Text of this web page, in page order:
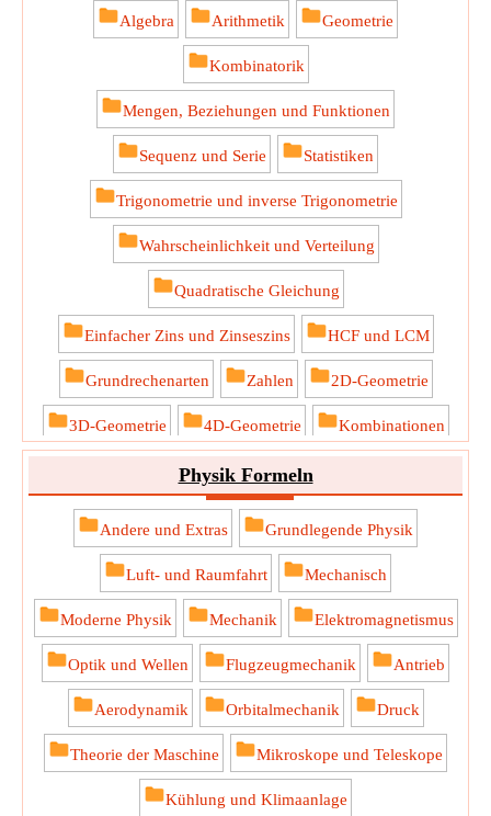
Algebra Arithmetik Geometrie
Kombinatorik
Mengen, Beziehungen und Funktionen
Sequenz und Serie Statistiken
Trigonometrie und inverse Trigonometrie
Wahrscheinlichkeit und Verteilung
Quadratische Gleichung
Einfacher Zins und Zinseszins HCF und LCM
Grundrechenarten Zahlen 2D-Geometrie
3D-Geometrie 4D-Geometrie Kombinationen
Permutationen Beziehungen und Funktionen
Physik Formeln
Andere und Extras Grundlegende Physik
Luft- und Raumfahrt Mechanisch
Moderne Physik Mechanik Elektromagnetismus
Optik und Wellen Flugzeugmechanik Antrieb
Aerodynamik Orbitalmechanik Druck
Theorie der Maschine Mikroskope und Teleskope
Kühlung und Klimaanlage